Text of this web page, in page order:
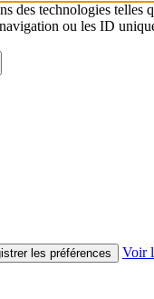
des technologies
ou les ID
les préférences Voir